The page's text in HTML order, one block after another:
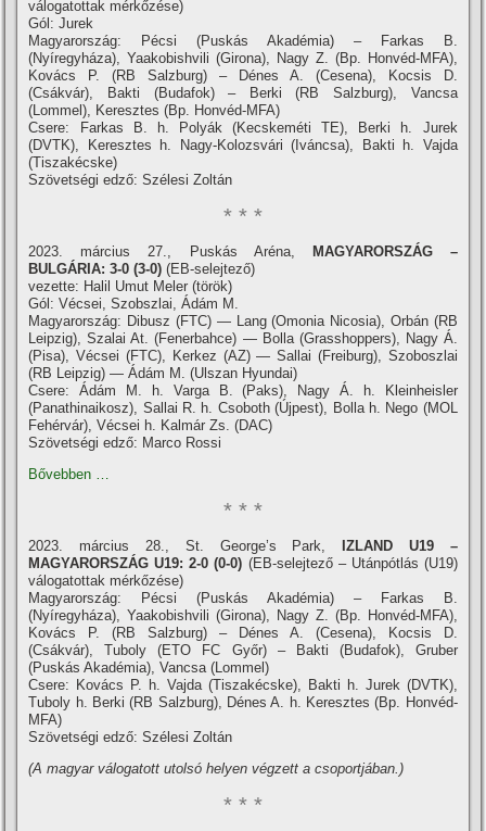
válogatottak mérkőzése)
Gól: Jurek
Magyarország: Pécsi (Puskás Akadémia) – Farkas B.
(Nyíregyháza), Yaakobishvili (Girona), Nagy Z. (Bp. Honvéd-MFA),
Kovács P. (RB Salzburg) – Dénes A. (Cesena), Kocsis D.
(Csákvár), Bakti (Budafok) – Berki (RB Salzburg), Vancsa
(Lommel), Keresztes (Bp. Honvéd-MFA)
Csere: Farkas B. h. Polyák (Kecskeméti TE), Berki h. Jurek
(DVTK), Keresztes h. Nagy-Kolozsvári (Iváncsa), Bakti h. Vajda
(Tiszakécske)
Szövetségi edző: Szélesi Zoltán
* * *
2023. március 27., Puskás Aréna,
MAGYARORSZÁG –
BULGÁRIA: 3-0 (3-0) (EB-selejtező)
vezette: Halil Umut Meler (török)
Gól: Vécsei, Szobszlai, Ádám M.
Magyarország: Dibusz (FTC) — Lang (Omonia Nicosia), Orbán (RB
Leipzig), Szalai At. (Fenerbahce) — Bolla (Grasshoppers), Nagy Á.
(Pisa), Vécsei (FTC), Kerkez (AZ) — Sallai (Freiburg), Szoboszlai
(RB Leipzig) — Ádám M. (Ulszan Hyundai)
Csere: Ádám M. h. Varga B. (Paks), Nagy Á. h. Kleinheisler
(Panathinaikosz), Sallai R. h. Csoboth (Újpest), Bolla h. Nego (MOL
Fehérvár), Vécsei h. Kalmár Zs. (DAC)
Szövetségi edző: Marco Rossi
Bővebben …
* * *
2023. március 28., St. George’s Park,
IZLAND U19 –
MAGYARORSZÁG U19: 2-0 (0-0) (EB-selejtező – Utánpótlás (U19)
válogatottak mérkőzése)
Magyarország: Pécsi (Puskás Akadémia) – Farkas B.
(Nyíregyháza), Yaakobishvili (Girona), Nagy Z. (Bp. Honvéd-MFA),
Kovács P. (RB Salzburg) – Dénes A. (Cesena), Kocsis D.
(Csákvár), Tuboly (ETO FC Győr) – Bakti (Budafok), Gruber
(Puskás Akadémia), Vancsa (Lommel)
Csere: Kovács P. h. Vajda (Tiszakécske), Bakti h. Jurek (DVTK),
Tuboly h. Berki (RB Salzburg), Dénes A. h. Keresztes (Bp. Honvéd-
MFA)
Szövetségi edző: Szélesi Zoltán
(A magyar válogatott utolsó helyen végzett a csoportjában.)
* * *